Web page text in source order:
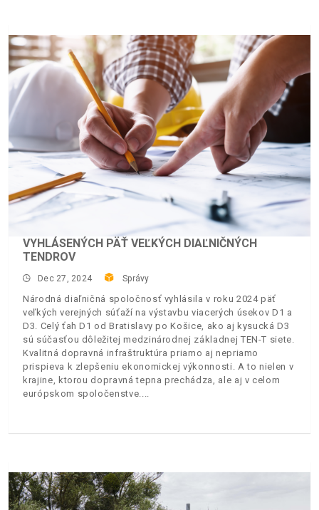
VYHLÁSENÝCH PÄŤ VEĽKÝCH DIAĽNIČNÝCH
TENDROV
Dec 27, 2024 Správy
Národná diaľničná spoločnosť vyhlásila v roku 2024 päť
veľkých verejných súťaží na výstavbu viacerých úsekov D1 a
D3. Celý ťah D1 od Bratislavy po Košice, ako aj kysucká D3
sú súčasťou dôležitej medzinárodnej základnej TEN-T siete.
Kvalitná dopravná infraštruktúra priamo aj nepriamo
prispieva k zlepšeniu ekonomickej výkonnosti. A to nielen v
krajine, ktorou dopravná tepna prechádza, ale aj v celom
európskom spoločenstve.